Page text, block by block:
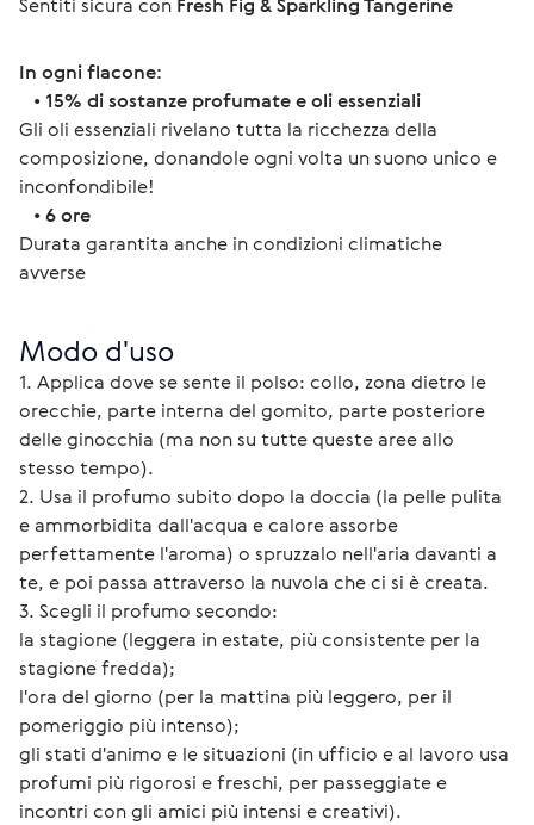
In ogni flacone:
• 15% di sostanze profumate e oli essenziali
Gli oli essenziali rivelano tutta la ricchezza della
composizione, donandole ogni volta un suono unico e
inconfondibile!
• 6 ore
Durata garantita anche in condizioni climatiche
avverse
Modo d'uso
1. Applica dove se sente il polso: collo, zona dietro le
orecchie, parte interna del gomito, parte posteriore
delle ginocchia (ma non su tutte queste aree allo
stesso tempo).
2. Usa il profumo subito dopo la doccia (la pelle pulita
e ammorbidita dall'acqua e calore assorbe
perfettamente l'aroma) o spruzzalo nell'aria davanti a
te, e poi passa attraverso la nuvola che ci si è creata.
3. Scegli il profumo secondo:
la stagione (leggera in estate, più consistente per la
stagione fredda);
l'ora del giorno (per la mattina più leggero, per il
pomeriggio più intenso);
gli stati d'animo e le situazioni (in ufficio e al lavoro usa
profumi più rigorosi e freschi, per passeggiate e
incontri con gli amici più intensi e creativi).